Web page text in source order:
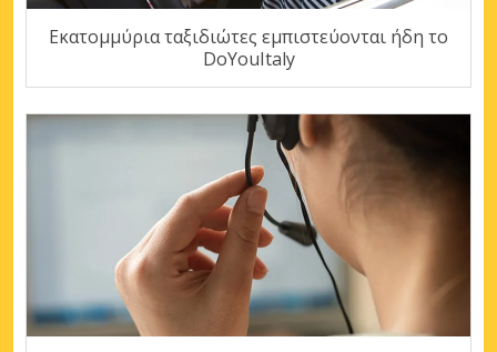
Εκατομμύρια ταξιδιώτες εμπιστεύονται ήδη το
DoYouItaly